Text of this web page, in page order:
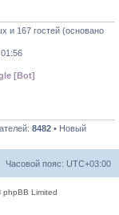
и 167 гостей (основано
[Bot]
8482 • Новый
Часовой пояс: UTC+03:00
Limited